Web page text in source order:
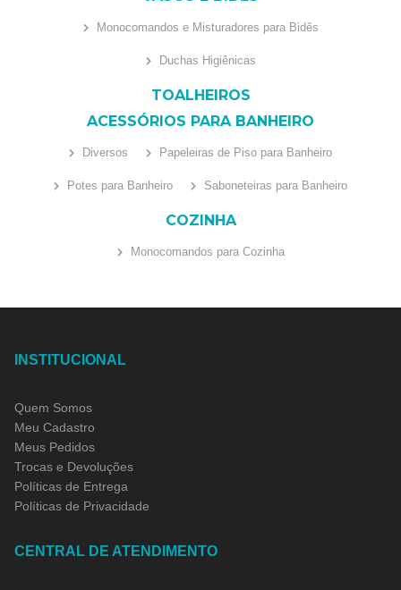
Monocomandos e Misturadores para Bidês
Duchas Higiênicas
TOALHEIROS
ACESSÓRIOS PARA BANHEIRO
Diversos Papeleiras de Piso para Banheiro
Potes para Banheiro Saboneteiras para Banheiro
COZINHA
Monocomandos para Cozinha
INSTITUCIONAL
Quem Somos
Meu Cadastro
Meus Pedidos
Trocas e Devoluções
Políticas de Entrega
Políticas de Privacidade
CENTRAL DE ATENDIMENTO